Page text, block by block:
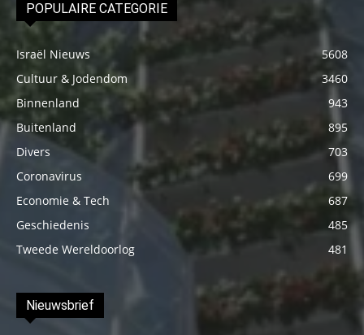
POPULAIRE CATEGORIE
Israël Nieuws
5608
Cultuur & Jodendom
3460
Binnenland
943
Buitenland
895
Divers
703
Coronavirus
699
Economie & Tech
687
Geschiedenis
485
Tweede Wereldoorlog
481
Nieuwsbrief